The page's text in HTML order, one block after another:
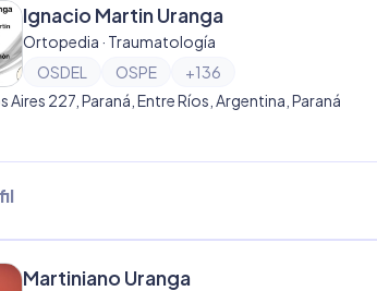
Ignacio Martin Uranga
Ortopedia · Traumatología
OSDEL
OSPE +136
Aires 227, Paraná, Entre Ríos, Argentina, Paraná
Martiniano Uranga